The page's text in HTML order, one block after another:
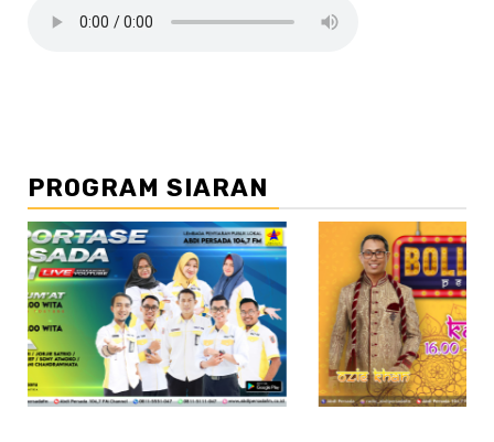
PROGRAM SIARAN
//2